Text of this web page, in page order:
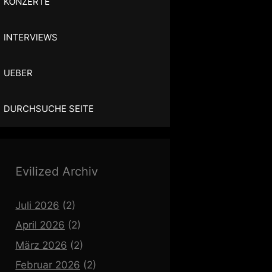
INTERVIEWS
UEBER
DURCHSUCHE SEITE
Evilized Archiv
Juli 2026 (2)
April 2026 (2)
März 2026 (2)
Februar 2026 (2)